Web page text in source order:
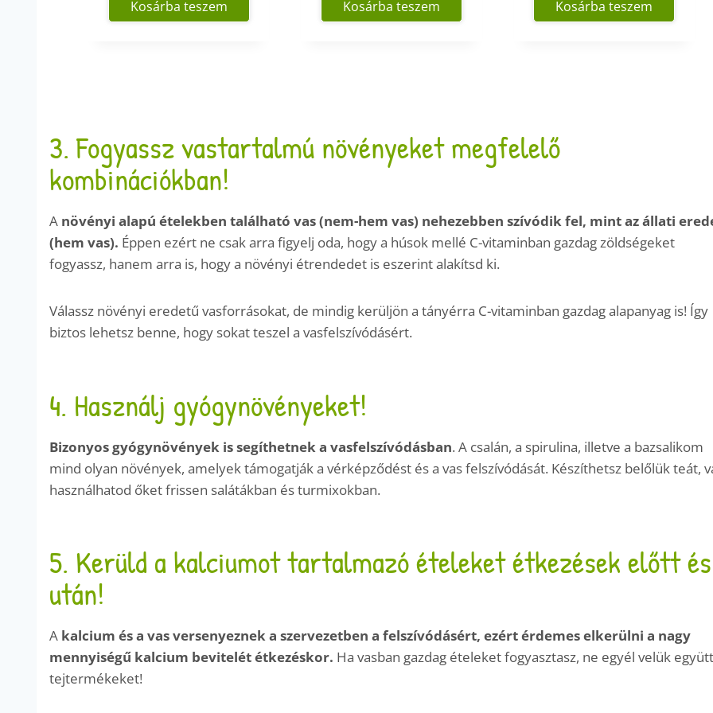
Kosárba teszem Kosárba teszem Kosárba teszem
3. Fogyassz vastartalmú növényeket megfelelő
kombinációkban!
A növényi alapú ételekben található vas (nem-hem vas) nehezebben szívódik fel, mint az állati
(hem vas). Éppen ezért ne csak arra figyelj oda, hogy a húsok mellé C-vitaminban gazdag zöldségeket
fogyassz, hanem arra is, hogy a növényi étrendedet is eszerint alakítsd ki.
Válassz növényi eredetű vasforrásokat, de mindig kerüljön a tányérra C-vitaminban gazdag alapanyag is! Így
biztos lehetsz benne, hogy sokat teszel a vasfelszívódásért.
4. Használj gyógynövényeket!
Bizonyos gyógynövények is segíthetnek a vasfelszívódásban. A csalán, a spirulina, illetve a bazsalikom
mind olyan növények, amelyek támogatják a vérképződést és a vas felszívódását. Készíthetsz belőlük teát,
használhatod őket frissen salátákban és turmixokban.
5. Kerüld a kalciumot tartalmazó ételeket étkezések előtt és
után!
A kalcium és a vas versenyeznek a szervezetben a felszívódásért, ezért érdemes elkerülni a nagy
mennyiségű kalcium bevitelét étkezéskor. Ha vasban gazdag ételeket fogyasztasz, ne egyél velük
tejtermékeket!